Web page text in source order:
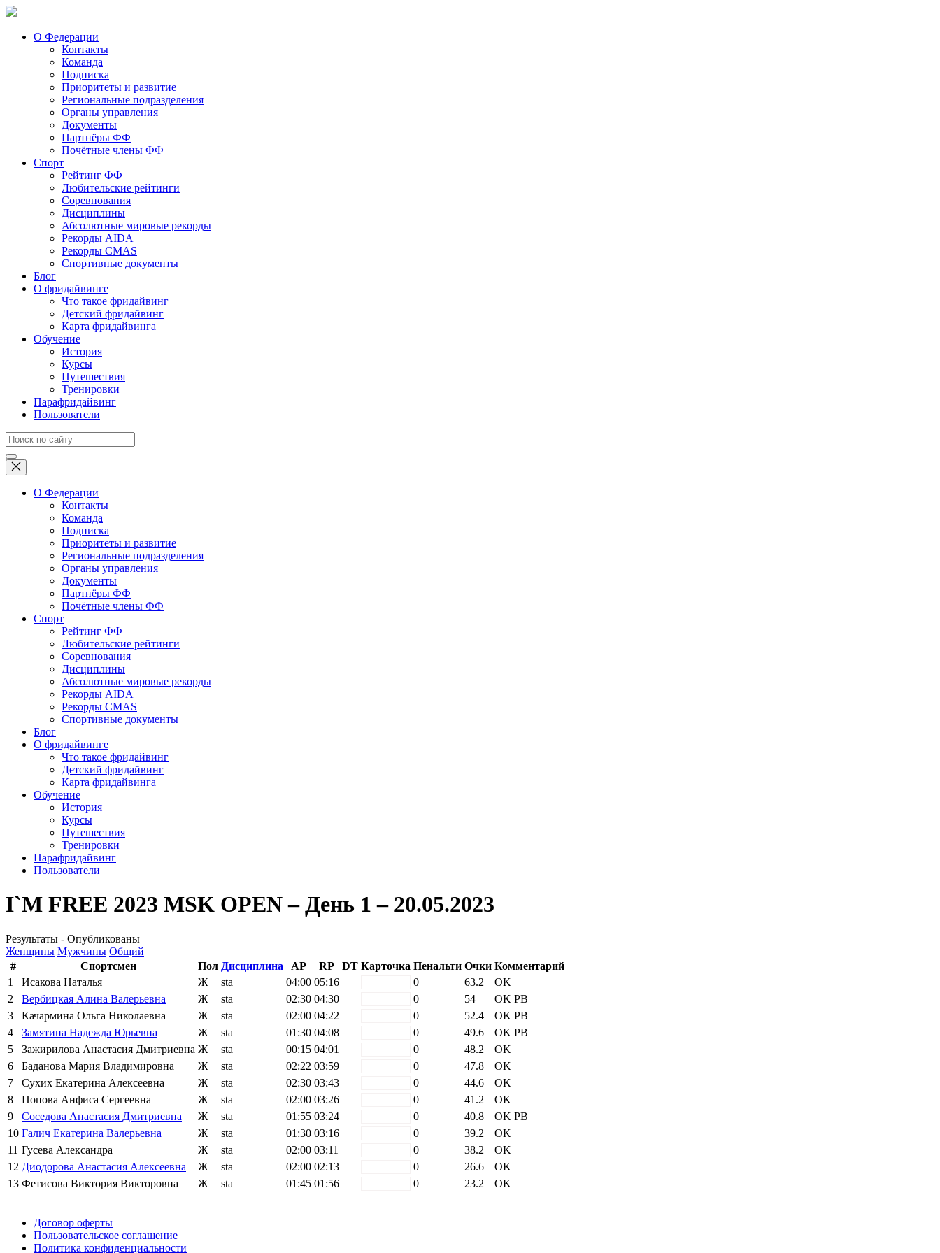
О Федерации
Контакты
Команда
Подписка
Приоритеты и развитие
Региональные подразделения
Органы управления
Документы
Партнёры ФФ
Почётные члены ФФ
Спорт
Рейтинг ФФ
Любительские рейтинги
Соревнования
Дисциплины
Абсолютные мировые рекорды
Рекорды AIDA
Рекорды CMAS
Спортивные документы
Блог
О фридайвинге
Что такое фридайвинг
Детский фридайвинг
Карта фридайвинга
Обучение
История
Курсы
Путешествия
Тренировки
Парафридайвинг
Пользователи
О Федерации
Контакты
Команда
Подписка
Приоритеты и развитие
Региональные подразделения
Органы управления
Документы
Партнёры ФФ
Почётные члены ФФ
Спорт
Рейтинг ФФ
Любительские рейтинги
Соревнования
Дисциплины
Абсолютные мировые рекорды
Рекорды AIDA
Рекорды CMAS
Спортивные документы
Блог
О фридайвинге
Что такое фридайвинг
Детский фридайвинг
Карта фридайвинга
Обучение
История
Курсы
Путешествия
Тренировки
Парафридайвинг
Пользователи
I`M FREE 2023 MSK OPEN – День 1 – 20.05.2023
Результаты - Опубликованы
Женщины Мужчины Общий
#
Спортсмен Пол Дисциплина AP RP DT Карточка Пенальти Очки Комментарий
1
Исакова Наталья Ж sta 04:00 05:16 0 63.2
OK
2
Вербицкая Алина Валерьевна Ж sta 02:30 04:30 0 54 OK PB
3
Качармина Ольга Николаевна Ж sta 02:00 04:22 0 52.4 OK PB
4
Замятина Надежда Юрьевна Ж sta 01:30 04:08 0 49.6 OK PB
5
Зажирилова Анастасия Дмитриевна Ж sta 00:15 04:01 0 48.2
OK
6
Баданова Мария Владимировна Ж sta 02:22 03:59 0 47.8
OK
7
Сухих Екатерина Алексеевна Ж sta 02:30 03:43 0 44.6
OK
8
Попова Анфиса Сергеевна Ж sta 02:00 03:26 0 41.2
OK
9
Соседова Анастасия Дмитриевна Ж sta 01:55 03:24 0 40.8 OK PB
10 Галич Екатерина Валерьевна Ж sta 01:30 03:16 0 39.2
OK
11 Гусева Александра Ж sta 02:00 03:11 0 38.2
OK
12 Диодорова Анастасия Алексеевна Ж sta 02:00 02:13 0 26.6
OK
13 Фетисова Виктория Викторовна Ж sta 01:45 01:56 0 23.2
OK
Договор оферты
Пользовательское соглашение
Политика конфиденциальности